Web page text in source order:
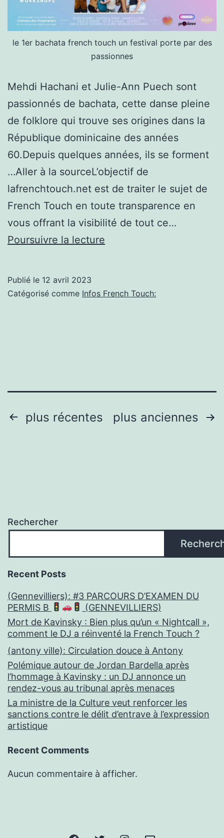
le 1er bachata french touch un festival porte par des
passionnes
Mehdi Hachani et Julie-Ann Puech sont
passionnés de bachata, cette danse pleine
de folklore qui trouve ses origines dans la
République dominicaine des années
60.Depuis quelques années, ils se forment
…Aller à la sourceL’objectif de
lafrenchtouch.net est de traiter le sujet de
French Touch en toute transparence en
vous offrant la visibilité de tout ce…
Poursuivre la lecture
French
des
Publié le 12 avril 2023
Catégorisé comme Infos French Touch:
Pagination
plus récentes plus anciennes
Rechercher
Recent Posts
(Gennevilliers): #3 PARCOURS D’EXAMEN DU
PERMIS B
(GENNEVILLIERS)
Mort de Kavinsky : Bien plus qu’un « Nightcall »,
comment le DJ a réinventé la French Touch ?
(antony ville): Circulation douce à Antony
Polémique autour de Jordan Bardella après
l’hommage à Kavinsky : un DJ annonce un
rendez-vous au tribunal après menaces
La ministre de la Culture veut renforcer les
sanctions contre le délit d’entrave à l’expression
artistique
Recent Comments
Aucun commentaire à afficher.